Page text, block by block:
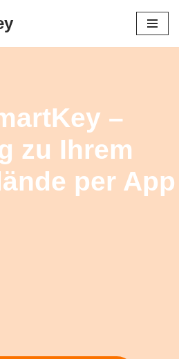
–
zu Ihrem
per App